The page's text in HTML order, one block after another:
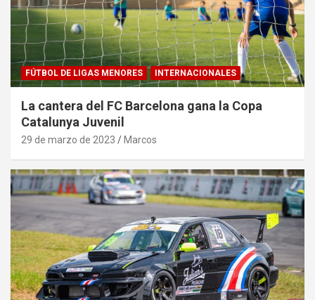
FÚTBOL DE LIGAS MENORES INTERNACIONALES
La cantera del FC Barcelona gana la Copa
Catalunya Juvenil
29 de marzo de 2023 Marcos